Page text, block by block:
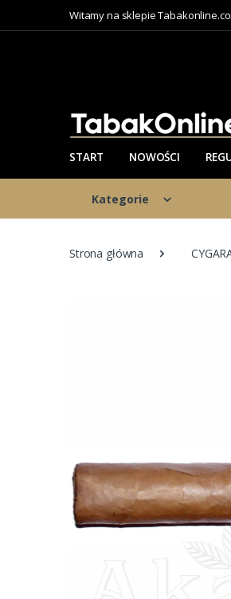
Witamy na sklepie
START NOWOŚCI
Kategorie
Strona główna